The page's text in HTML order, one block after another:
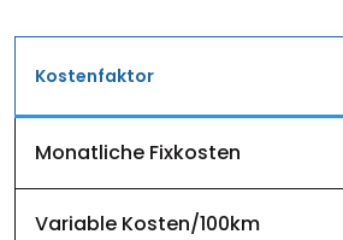
Kostenfaktor
Monatliche Fixkosten
Variable Kosten/100km